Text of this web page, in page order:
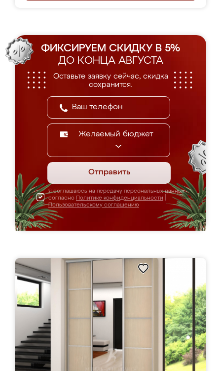
ФИКСИРУЕМ СКИДКУ В 5%
ДО КОНЦА АВГУСТА
Оставьте заявку сейчас, скидка
сохранится.
Желаемый бюджет
Отправить
Я соглашаюсь на передачу персональных данных
согласно Политике конфиденциальности
Пользовательскому соглашению